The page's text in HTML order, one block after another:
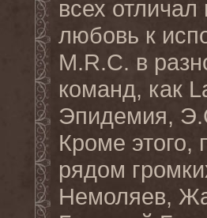
всех
любовь к
M.R.C. в
команд, как
Эпидемия,
Кроме этого,
рядом
Немоляев,